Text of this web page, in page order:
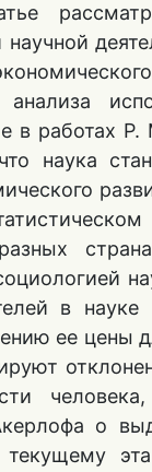
анализа
в работах
наука
в
ее цены
о